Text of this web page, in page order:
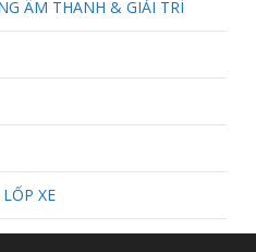
ÂM THANH & GIẢI TRÍ
XE